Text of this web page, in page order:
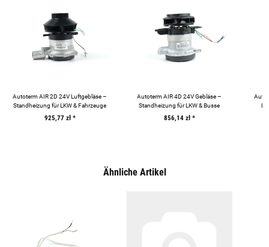
Autoterm AIR 2D 24V Luftgebläse –
Standheizung für LKW & Fahrzeuge
925,77 zł *
Autoterm AIR 4D 24V Gebläse –
Standheizung für LKW & Busse
856,14 zł *
Ähnliche Artikel